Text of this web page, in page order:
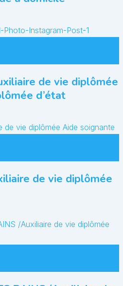
de vie diplômée
d’état
de vie diplômée